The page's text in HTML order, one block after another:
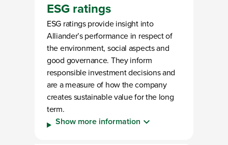
ESG ratings
ESG ratings provide insight into
Alliander’s performance in respect of
the environment, social aspects and
good governance. They inform
responsible investment decisions and
are a measure of how the company
creates sustainable value for the long
term.
Show more information